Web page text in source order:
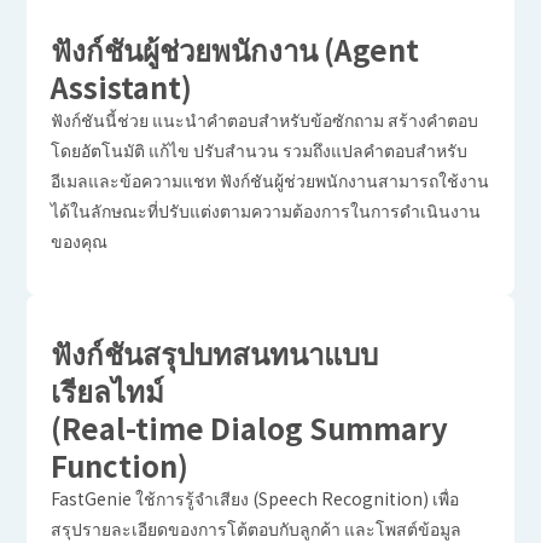
ฟังก์ชันผู้ช่วยพนักงาน (Agent
Assistant)
ฟังก์ชันนี้ช่วย แนะนำคำตอบสำหรับข้อซักถาม สร้างคำตอบ
โดยอัตโนมัติ แก้ไข ปรับสำนวน รวมถึงแปลคำตอบสำหรับ
อีเมลและข้อความแชท ฟังก์ชันผู้ช่วยพนักงานสามารถใช้งาน
ได้ในลักษณะที่ปรับแต่งตามความต้องการในการดำเนินงาน
ของคุณ
ฟังก์ชันสรุปบทสนทนาแบบ
เรียลไทม์
(Real-time Dialog Summary
Function)
FastGenie ใช้การรู้จำเสียง (Speech Recognition) เพื่อ
สรุปรายละเอียดของการโต้ตอบกับลูกค้า และโพสต์ข้อมูล